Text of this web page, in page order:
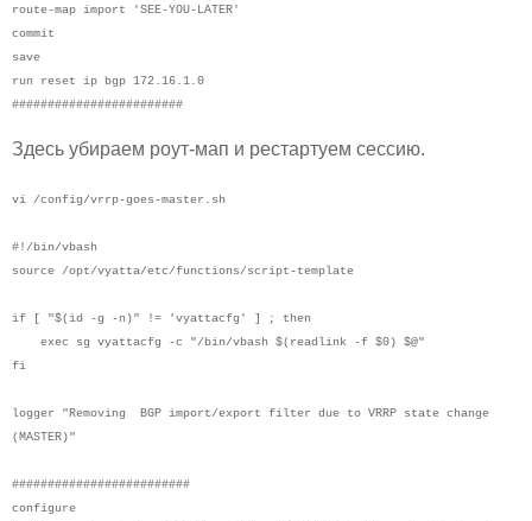
route-map import 'SEE-YOU-LATER'
commit
save
run reset ip bgp 172.16.1.0
########################
Здесь убираем роут-мап и рестартуем сессию.
vi /config/vrrp-goes-master.sh
#!/bin/vbash
source /opt/vyatta/etc/functions/script-template
if [ "$(id -g -n)" != 'vyattacfg' ] ; then
exec sg vyattacfg -c "/bin/vbash $(readlink -f $0) $@"
fi
logger "Removing BGP import/export filter due to VRRP state change
(MASTER)"
#########################
configure